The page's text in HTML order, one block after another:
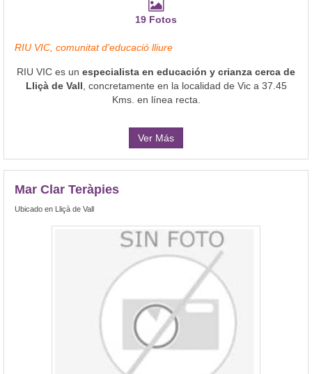
19 Fotos
RIU VIC, comunitat d'educació lliure
RIU VIC es un especialista en educación y crianza cerca de
Lliçà de Vall , concretamente en la localidad de Vic a 37.45
Kms. en línea recta.
Ver Más
Mar Clar Teràpies
Ubicado en Lliçà de Vall